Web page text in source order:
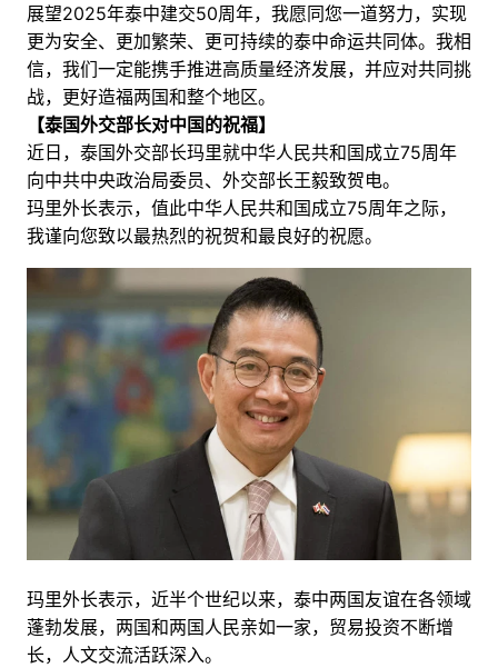
展望2025年泰中建交50周年，我愿同您一道努力，实现
更为安全、更加繁荣、更可持续的泰中命运共同体。我相
信，我们一定能携手推进高质量经济发展，并应对共同挑
战，更好造福两国和整个地区。
【泰国外交部长对中国的祝福】
近日，泰国外交部长玛里就中华人民共和国成立75周年
向中共中央政治局委员、外交部长王毅致贺电。
玛里外长表示，值此中华人民共和国成立75周年之际，
我谨向您致以最热烈的祝贺和最良好的祝愿。
玛里外长表示，近半个世纪以来，泰中两国友谊在各领域
蓬勃发展，两国和两国人民亲如一家，贸易投资不断增
长，人文交流活跃深入。